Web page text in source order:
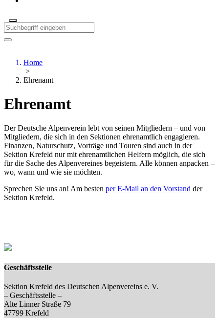
Home
>
Ehrenamt
Ehrenamt
Der Deutsche Alpenverein lebt von seinen Mitgliedern – und von
Mitgliedern, die sich in den Sektionen ehrenamtlich engagieren.
Finanzen, Naturschutz, Vorträge und Touren sind auch in der
Sektion Krefeld nur mit ehrenamtlichen Helfern möglich, die sich
für die Sache des Alpenvereines begeistern. Alle können anpacken –
wo, wann und wie sie möchten.
Sprechen Sie uns an! Am besten per E-Mail an den Vorstand der
Sektion Krefeld.
Geschäftsstelle
Sektion Krefeld des Deutschen Alpenvereins e. V.
– Geschäftsstelle –
Alte Linner Straße 79
47799 Krefeld